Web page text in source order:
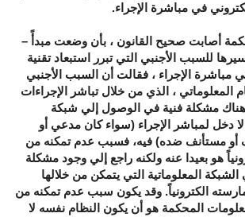
في مباشرة الإجراء.
أصابت صحيح القانون ، بأن وضعت مبدأً –
للسبب الأجنبي التي تبرر استبعاد تقنية
في مباشرة الإجراء ، فقالت أن السبب الأجنبي
المعلوماتي ، الذي من خلال تباشر الإجراءات
هناك مشكلة فنية في الوصول إلي شبكة
دخل لمباشر الإجراء (سواء كان مدعي أو
أو مستأنف ضده) فيه، فسبب عدم تمكنه من
هو بعيدا عنه ولكنه راجع إلي وجود مشكلة
المعلوماتية التي يتمكن من خلالها
الكترونياً. وقد يكون سبب عدم تمكنه من
المحكمة هو أن يكون النظام نفسه لا